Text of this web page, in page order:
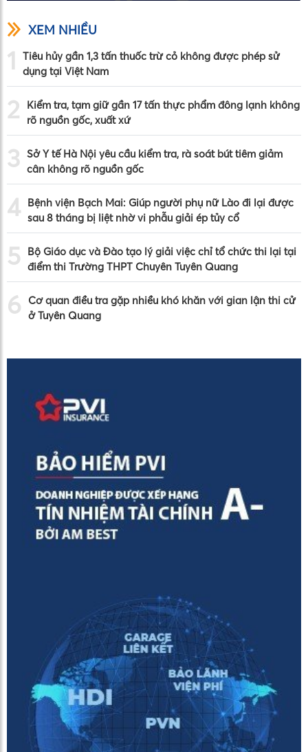
XEM NHIỀU
1
Tiêu hủy gần 1,3 tấn thuốc trừ cỏ không được phép sử
dụng tại Việt Nam
2
Kiểm tra, tạm giữ gần 17 tấn thực phẩm đông lạnh không
rõ nguồn gốc, xuất xứ
3 Sở Y tế Hà Nội yêu cầu kiểm tra, rà soát bút tiêm giảm
cân không rõ nguồn gốc
4 Bệnh viện Bạch Mai: Giúp người phụ nữ Lào đi lại được
sau 8 tháng bị liệt nhờ vi phẫu giải ép tủy cổ
5
Bộ Giáo dục và Đào tạo lý giải việc chỉ tổ chức thi lại tại
điểm thi Trường THPT Chuyên Tuyên Quang
6
Cơ quan điều tra gặp nhiều khó khăn với gian lận thi cử
ở Tuyên Quang